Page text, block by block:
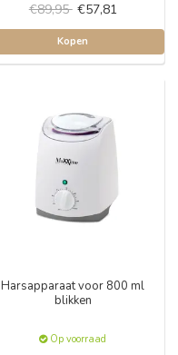
€89,95 €57,81
Kopen
Harsapparaat voor 800 ml
blikken
Op voorraad